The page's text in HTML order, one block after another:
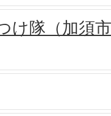
け隊（加須